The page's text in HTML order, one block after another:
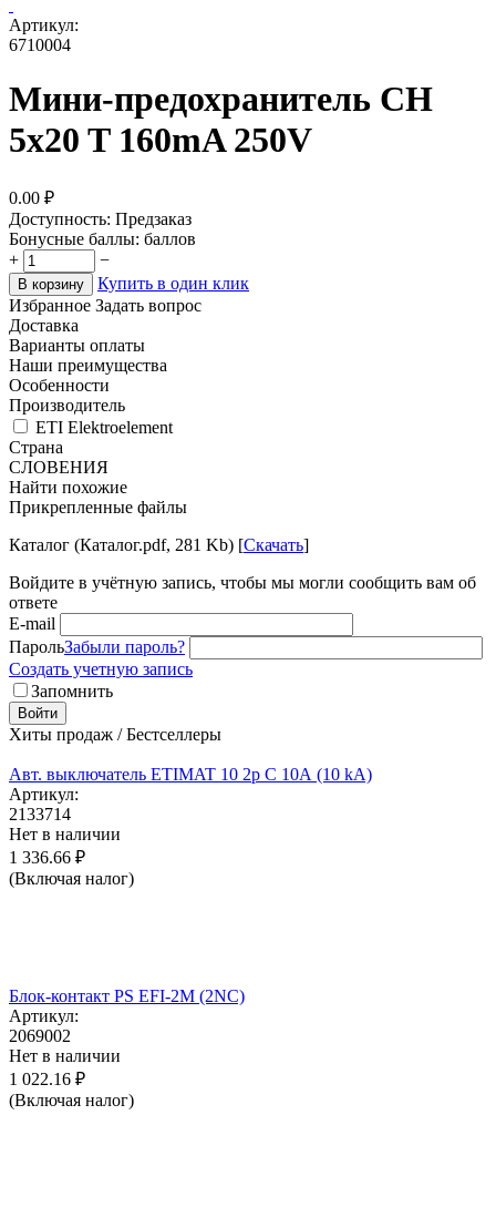
Артикул:
6710004
Мини-предохранитель CH
5x20 T 160mA 250V
0.00 ₽
Доступность: Предзаказ
Бонусные баллы: баллов
+
−
В корзину
Купить в один клик
Избранное Задать вопрос
Доставка
Варианты оплаты
Наши преимущества
Особенности
Производитель
ETI Elektroelement
Страна
СЛОВЕНИЯ
Найти похожие
Прикрепленные файлы
Каталог (Каталог.pdf, 281 Kb) [Скачать]
Войдите в учётную запись, чтобы мы могли сообщить вам об
ответе
E-mail
ПарольЗабыли пароль?
Создать учетную запись
Запомнить
Войти
Хиты продаж / Бестселлеры
Авт. выключатель ETIMAT 10 2p C 10А (10 kA)
Артикул:
2133714
Нет в наличии
1 336.66 ₽
(Включая налог)
Блок-контакт PS EFI-2M (2NC)
Артикул:
2069002
Нет в наличии
1 022.16 ₽
(Включая налог)